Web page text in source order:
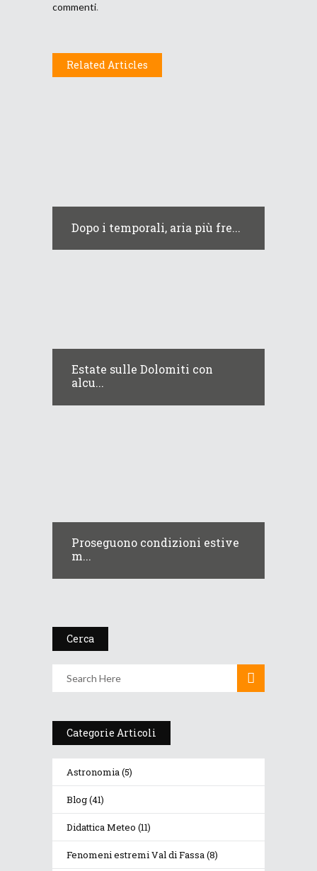
commenti.
Related Articles
Dopo i temporali, aria più fre...
Estate sulle Dolomiti con
alcu...
Proseguono condizioni estive
m...
Cerca
Categorie Articoli
Astronomia(5)
Blog(41)
Didattica Meteo (11)
Fenomeni estremi Val di Fassa(8)